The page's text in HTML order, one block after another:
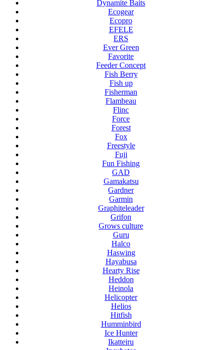
Dynamite Baits
Ecogear
Ecopro
EFELE
ERS
Ever Green
Favorite
Feeder Concept
Fish Berry
Fish up
Fisherman
Flambeau
Flinc
Force
Forest
Fox
Freestyle
Fuji
Fun Fishing
GAD
Gamakatsu
Gardner
Garmin
Graphiteleader
Grifon
Grows culture
Guru
Halco
Haswing
Hayabusa
Hearty Rise
Heddon
Heinola
Helicopter
Helios
Hitfish
Humminbird
Ice Hunter
Ikatteiru